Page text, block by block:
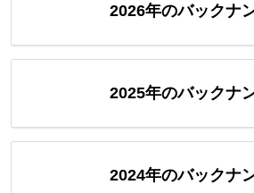
2026年のバックナ
2025年のバックナ
2024年のバックナ